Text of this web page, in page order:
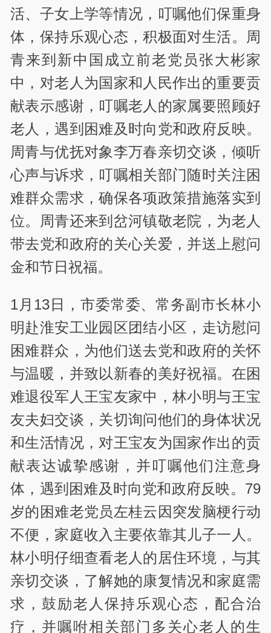
活、子女上学等情况，叮嘱他们保重身
体，保持乐观心态，积极面对生活。周
青来到新中国成立前老党员张大彬家
中，对老人为国家和人民作出的重要贡
献表示感谢，叮嘱老人的家属要照顾好
老人，遇到困难及时向党和政府反映。
周青与优抚对象李万春亲切交谈，倾听
心声与诉求，叮嘱相关部门随时关注困
难群众需求，确保各项政策措施落实到
位。周青还来到岔河镇敬老院，为老人
带去党和政府的关心关爱，并送上慰问
金和节日祝福。
1月13日，市委常委、常务副市长林小
明赴淮安工业园区团结小区，走访慰问
困难群众，为他们送去党和政府的关怀
与温暖，并致以新春的美好祝福。在困
难退役军人王宝友家中，林小明与王宝
友夫妇交谈，关切询问他们的身体状况
和生活情况，对王宝友为国家作出的贡
献表达诚挚感谢，并叮嘱他们注意身
体，遇到困难及时向党和政府反映。79
岁的困难老党员左桂云因突发脑梗行动
不便，家庭收入主要依靠其儿子一人。
林小明仔细查看老人的居住环境，与其
亲切交谈，了解她的康复情况和家庭需
求，鼓励老人保持乐观心态，配合治
疗，并嘱咐相关部门多关心老人的生